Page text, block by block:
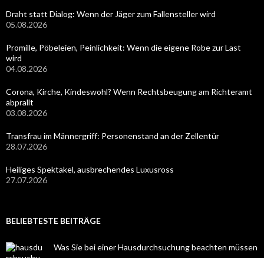
Draht statt Dialog: Wenn der Jäger zum Fallensteller wird
05.08.2026
Promille, Pöbeleien, Peinlichkeit: Wenn die eigene Robe zur Last
wird
04.08.2026
Corona, Kirche, Kindeswohl? Wenn Rechtsbeugung am Richteramt
abprallt
03.08.2026
Transfrau im Männergriff: Personenstand an der Zellentür
28.07.2026
Heiliges Spektakel, ausbrechendes Luxusross
27.07.2026
BELIEBTESTE BEITRÄGE
Was Sie bei einer Hausdurchsuchung beachten müssen